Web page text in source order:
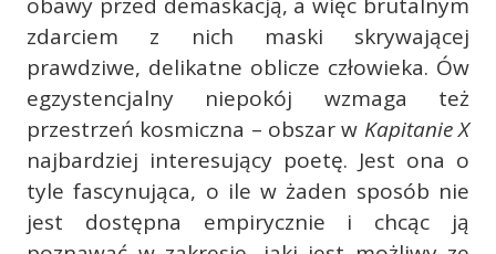
obawy przed demaskacją, a więc brutalnym
zdarciem z nich maski skrywającej
prawdziwe, delikatne oblicze człowieka. Ów
egzystencjalny niepokój wzmaga też
przestrzeń kosmiczna – obszar w Kapitanie X
najbardziej interesujący poetę. Jest ona o
tyle fascynująca, o ile w żaden sposób nie
jest dostępna empirycznie i chcąc ją